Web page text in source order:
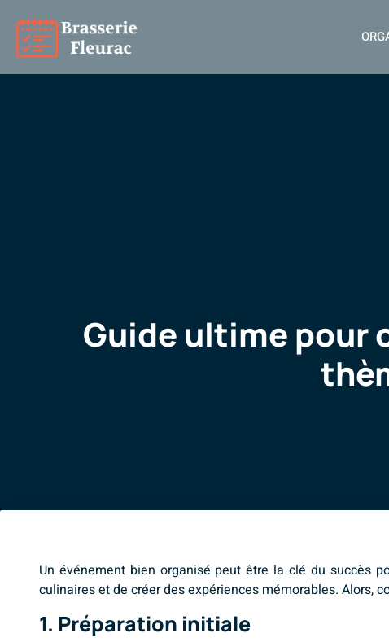
Guide ultime pour
Un événement bien organisé peut être la clé du succès
culinaires et de créer des expériences mémorables. Alors,
1. Préparation initiale